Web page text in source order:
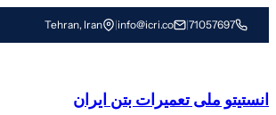
رفتن
به
71057697
|
info@icri.co
|
Tehran, Iran
انستیتو ملی تعمیرات بتن ایران